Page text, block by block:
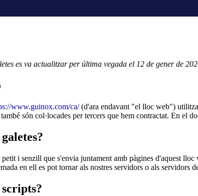
es va actualitzar per última vegada el 12 de gener de
www.guinox.com/ca/(d'ara endavant "el lloc web") utilitza
són col·locades per tercers que hem contractat. En el
i senzill que s'envia juntament amb pàgines d'aquest
en ell es pot tornar als nostres servidors o als servidors
scripts?